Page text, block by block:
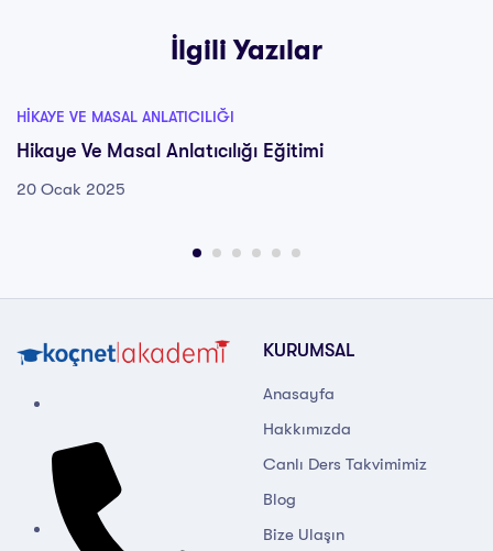
İlgili Yazılar
HIKAYE VE MASAL ANLATICILIĞI
Hikaye Ve Masal Anlatıcılığı Eğitimi
20 Ocak 2025
KURUMSAL
Anasayfa
Hakkımızda
Canlı Ders Takvimimiz
Blog
Bize Ulaşın